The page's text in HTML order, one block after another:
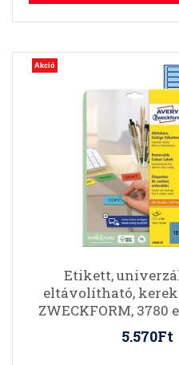
Akció
Etikett,
eltávolítható,
ZWECKFORM,
5.570Ft